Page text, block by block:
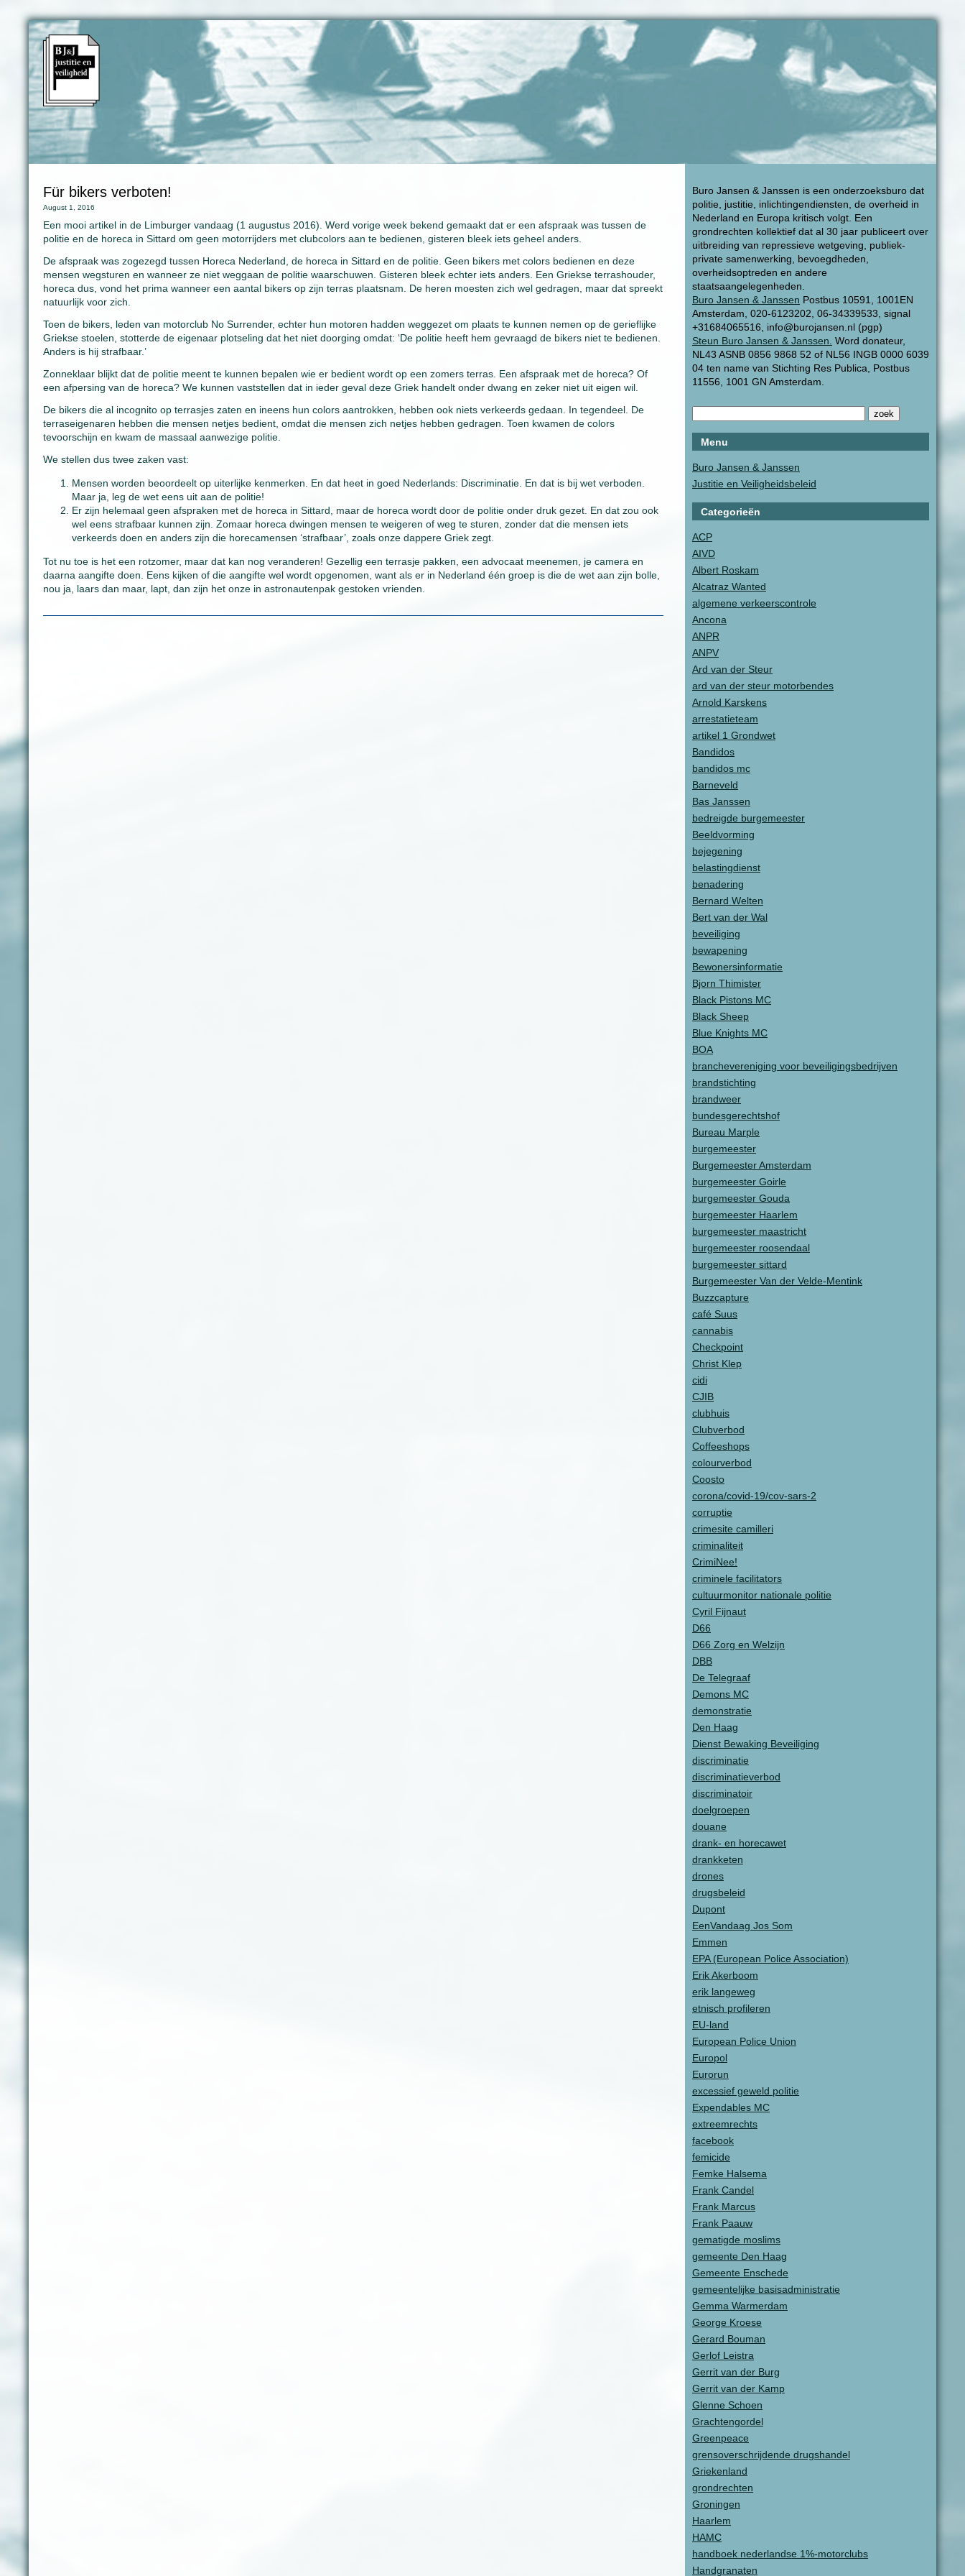
Buro Jansen & Janssen is een onderzoeksburo dat
politie, justitie, inlichtingendiensten, de overheid in
Nederland en Europa kritisch volgt. Een
grondrechten kollektief dat al 30 jaar publiceert over
uitbreiding van repressieve wetgeving, publiek-
private samenwerking, bevoegdheden,
overheidsoptreden en andere
staatsaangelegenheden.
Buro Jansen & Janssen Postbus 10591, 1001EN
Amsterdam, 020-6123202, 06-34339533, signal
+31684065516, info@burojansen.nl (pgp)
Steun Buro Jansen & Janssen. Word donateur,
NL43 ASNB 0856 9868 52 of NL56 INGB 0000 6039
04 ten name van Stichting Res Publica, Postbus
11556, 1001 GN Amsterdam.
Menu
Buro Jansen & Janssen
Justitie en Veiligheidsbeleid
Categorieën
ACP
AIVD
Albert Roskam
Alcatraz Wanted
algemene verkeerscontrole
Ancona
ANPR
ANPV
Ard van der Steur
ard van der steur motorbendes
Arnold Karskens
arrestatieteam
artikel 1 Grondwet
Bandidos
bandidos mc
Barneveld
Bas Janssen
bedreigde burgemeester
Beeldvorming
bejegening
belastingdienst
benadering
Bernard Welten
Bert van der Wal
beveiliging
bewapening
Bewonersinformatie
Bjorn Thimister
Black Pistons MC
Black Sheep
Blue Knights MC
BOA
branchevereniging voor beveiligingsbedrijven
brandstichting
brandweer
bundesgerechtshof
Bureau Marple
burgemeester
Burgemeester Amsterdam
burgemeester Goirle
burgemeester Gouda
burgemeester Haarlem
burgemeester maastricht
burgemeester roosendaal
burgemeester sittard
Burgemeester Van der Velde-Mentink
Buzzcapture
café Suus
cannabis
Checkpoint
Christ Klep
cidi
CJIB
clubhuis
Clubverbod
Coffeeshops
colourverbod
Coosto
corona/covid-19/cov-sars-2
corruptie
crimesite camilleri
criminaliteit
CrimiNee!
criminele facilitators
cultuurmonitor nationale politie
Cyril Fijnaut
D66
D66 Zorg en Welzijn
DBB
De Telegraaf
Demons MC
demonstratie
Den Haag
Dienst Bewaking Beveiliging
discriminatie
discriminatieverbod
discriminatoir
doelgroepen
douane
drank- en horecawet
drankketen
drones
drugsbeleid
Dupont
EenVandaag Jos Som
Emmen
EPA (European Police Association)
Erik Akerboom
erik langeweg
etnisch profileren
EU-land
European Police Union
Europol
Eurorun
excessief geweld politie
Expendables MC
extreemrechts
facebook
femicide
Femke Halsema
Frank Candel
Frank Marcus
Frank Paauw
gematigde moslims
gemeente Den Haag
Gemeente Enschede
gemeentelijke basisadministratie
Gemma Warmerdam
George Kroese
Gerard Bouman
Gerlof Leistra
Gerrit van der Burg
Gerrit van der Kamp
Glenne Schoen
Grachtengordel
Greenpeace
grensoverschrijdende drugshandel
Griekenland
grondrechten
Groningen
Haarlem
HAMC
handboek nederlandse 1%-motorclubs
Handgranaten
Für bikers verboten!
August 1, 2016
Een mooi artikel in de Limburger vandaag (1 augustus 2016). Werd vorige week bekend gemaakt dat er een afspraak was tussen de
politie en de horeca in Sittard om geen motorrijders met clubcolors aan te bedienen, gisteren bleek iets geheel anders.
De afspraak was zogezegd tussen Horeca Nederland, de horeca in Sittard en de politie. Geen bikers met colors bedienen en deze
mensen wegsturen en wanneer ze niet weggaan de politie waarschuwen. Gisteren bleek echter iets anders. Een Griekse terrashouder,
horeca dus, vond het prima wanneer een aantal bikers op zijn terras plaatsnam. De heren moesten zich wel gedragen, maar dat spreekt
natuurlijk voor zich.
Toen de bikers, leden van motorclub No Surrender, echter hun motoren hadden weggezet om plaats te kunnen nemen op de gerieflijke
Griekse stoelen, stotterde de eigenaar plotseling dat het niet doorging omdat: ‘De politie heeft hem gevraagd de bikers niet te bedienen.
Anders is hij strafbaar.’
Zonneklaar blijkt dat de politie meent te kunnen bepalen wie er bedient wordt op een zomers terras. Een afspraak met de horeca? Of
een afpersing van de horeca? We kunnen vaststellen dat in ieder geval deze Griek handelt onder dwang en zeker niet uit eigen wil.
De bikers die al incognito op terrasjes zaten en ineens hun colors aantrokken, hebben ook niets verkeerds gedaan. In tegendeel. De
terraseigenaren hebben die mensen netjes bedient, omdat die mensen zich netjes hebben gedragen. Toen kwamen de colors
tevoorschijn en kwam de massaal aanwezige politie.
We stellen dus twee zaken vast:
Mensen worden beoordeelt op uiterlijke kenmerken. En dat heet in goed Nederlands: Discriminatie. En dat is bij wet verboden.
Maar ja, leg de wet eens uit aan de politie!
Er zijn helemaal geen afspraken met de horeca in Sittard, maar de horeca wordt door de politie onder druk gezet. En dat zou ook
wel eens strafbaar kunnen zijn. Zomaar horeca dwingen mensen te weigeren of weg te sturen, zonder dat die mensen iets
verkeerds doen en anders zijn die horecamensen ‘strafbaar’, zoals onze dappere Griek zegt.
Tot nu toe is het een rotzomer, maar dat kan nog veranderen! Gezellig een terrasje pakken, een advocaat meenemen, je camera en
daarna aangifte doen. Eens kijken of die aangifte wel wordt opgenomen, want als er in Nederland één groep is die de wet aan zijn bolle,
nou ja, laars dan maar, lapt, dan zijn het onze in astronautenpak gestoken vrienden.